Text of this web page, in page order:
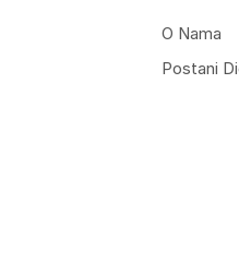
O Nama
Postani